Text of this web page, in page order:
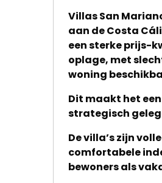
Villas San
aan de Costa
een sterke prijs-
oplage, met
woning
Dit maakt het
strategisch
De villa’s zijn
comfortabele
bewoners als